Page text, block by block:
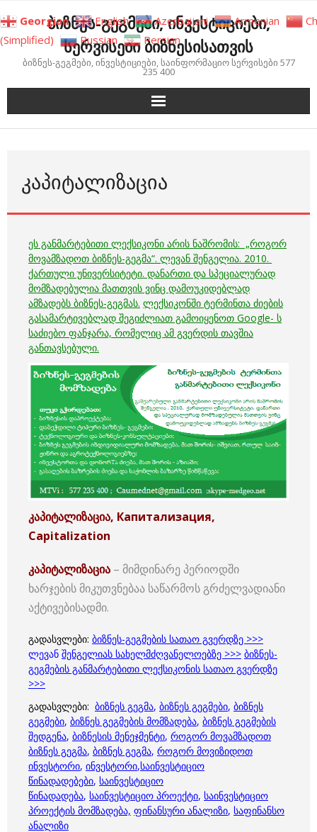
to
content
ბიზნეს-გეგმები, ინვესტიციები,
სერვისები ბიზნესისათვის
ბიზნეს-გეგმები, ინვესტიციები, საინფორმაციო სერვისები 577
235 400
ᲙᲐᲞᲘᲢᲐᲚᲘᲖᲐᲪᲘᲐ
ეს განმარტებითი ლექსიკონი არის ნაშრომის: „როგორ
მოვამზადოთ ბიზნეს-გეგმა“. ლევან შენგელია. 2010.
ქართული უნივერსიტეტი. დანართი და სპეციალურად
მომზადებულია მათთვის ვინც დამოუკიდებლად
ამზადებს ბიზნეს-გეგმას. ლექსიკონში ტერმინთა ძიების
გასამარტივებლად შეგიძლიათ გამოიყენოთ Google- ს
საძიებო ფანჯარა, რომელიც ამ გვერდის თავშია
განთავსებული.
კაპიტალიზაცია, Капитализация,
Capitalization
კაპიტალიზაცია – მიმდინარე პერიოდში
ხარჯების მიკუთვნებაა საწარმოს გრძელვადიანი
აქტივებისადმი.
გადასვლები: ბიზნეს-გეგმების სათაო გვერდზე >>>
ლევან შენგელიას სახელმძღვანელოებზე >>> ბიზნეს-
გეგმების განმარტებითი ლექსიკონის სათაო გვერდზე
>>>
გადასვლები: ბიზნეს გეგმა, ბიზნეს გეგმები, ბიზნეს
გეგმები, ბიზნეს გეგმების მომზადება, ბიზნეს გეგმების
შედგენა, ბიზნესის მენეჯმენტი, როგორ მოვამზადოთ
ბიზნეს გეგმა, ბიზნეს გეგმა, როგორ მოვიზიდოთ
ინვესტორი, ინვესტორი,საინვესტიციო
წინადადებები, საინვესტიციო
წინადადება, საინვესტიციო პროექტი, საინვესტიციო
პროექტის მომზადება, ფინანსური ანალიზი, საფინანსო
ანალიზი
Georgian English Azerbaijani Armenian
(Simplified)
Russian Persian